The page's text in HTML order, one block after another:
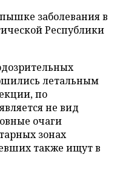
заболевания в
Республики
летальным
по
не вид
очаги
зонах
также ищут в